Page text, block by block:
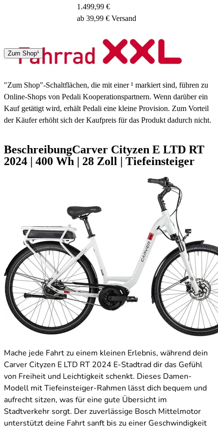
Spedition
3 - 5 Tage
1.499,99 €
ab 39,99 € Versand
Zum Shop¹
"Zum Shop"-Schaltflächen, die mit einer ¹ markiert sind, führen zu
Online-Shops von Pedali Kooperationspartnern. Wenn darüber ein
Kauf getätigt wird, erhält Pedali eine kleine Provision. Zum Vorteil
der Käufer erhöht sich der Kaufpreis für das Produkt dadurch nicht.
BeschreibungCarver Cityzen E LTD RT
2024 | 400 Wh | 28 Zoll | Tiefeinsteiger
Mache jede Fahrt zu einem kleinen Erlebnis, während dein
Carver Cityzen E LTD RT 2024 E-Stadtrad dir das Gefühl
von Freiheit und Leichtigkeit schenkt. Dieses Damen-
Modell mit Tiefeinsteiger-Rahmen lässt dich bequem und
aufrecht sitzen, was für eine gute Übersicht im
Stadtverkehr sorgt. Der zuverlässige Bosch Mittelmotor
unterstützt deine Fahrt sanft bis zu einer Geschwindigkeit